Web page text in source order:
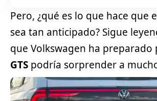
Pero, ¿qué es lo que hace que
sea tan anticipado? Sigue
que Volkswagen ha preparado
GTS podría sorprender a